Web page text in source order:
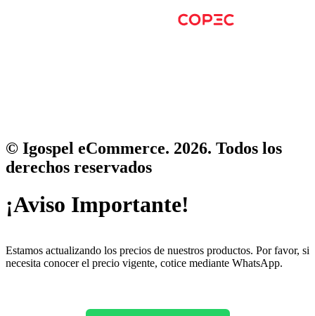
© Igospel eCommerce. 2026. Todos los
derechos reservados
¡Aviso Importante!
Estamos actualizando los precios de nuestros productos. Por favor, si
necesita conocer el precio vigente, cotice mediante WhatsApp.